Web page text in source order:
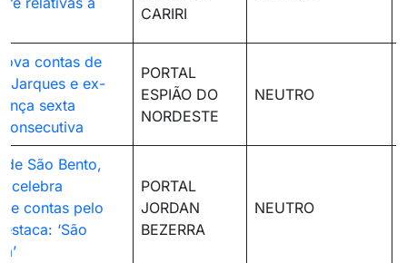
CARIRI
contas de
Jarques e ex-
sexta
PORTAL
ESPIÃO DO
NORDESTE
NEUTRO
São Bento,
celebra
contas pelo
‘São
PORTAL
JORDAN
BEZERRA
NEUTRO